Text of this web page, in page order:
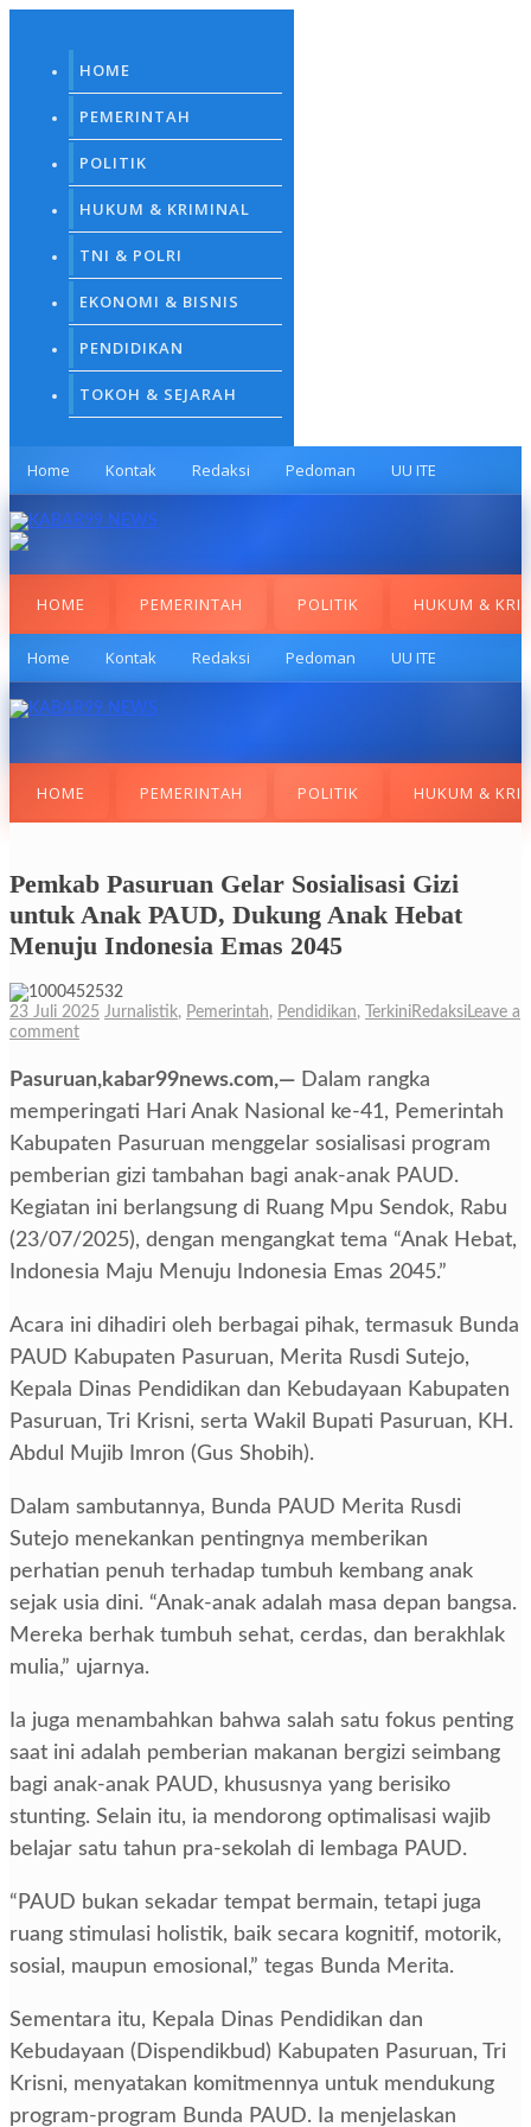
HOME
PEMERINTAH
POLITIK
HUKUM & KRIMINAL
TNI & POLRI
EKONOMI & BISNIS
PENDIDIKAN
TOKOH & SEJARAH
Home Kontak Redaksi Pedoman UU ITE
HOME PEMERINTAH POLITIK HUKUM &
Home Kontak Redaksi Pedoman UU ITE
HOME PEMERINTAH POLITIK HUKUM &
Pemkab Pasuruan Gelar Sosialisasi Gizi
untuk Anak PAUD, Dukung Anak Hebat
Menuju Indonesia Emas 2045
23 Juli 2025 Jurnalistik, Pemerintah, Pendidikan, TerkiniRedaksiLeave a
comment
Pasuruan,kabar99news.com,— Dalam rangka
memperingati Hari Anak Nasional ke-41, Pemerintah
Kabupaten Pasuruan menggelar sosialisasi program
pemberian gizi tambahan bagi anak-anak PAUD.
Kegiatan ini berlangsung di Ruang Mpu Sendok, Rabu
(23/07/2025), dengan mengangkat tema “Anak Hebat,
Indonesia Maju Menuju Indonesia Emas 2045.”
Acara ini dihadiri oleh berbagai pihak, termasuk Bunda
PAUD Kabupaten Pasuruan, Merita Rusdi Sutejo,
Kepala Dinas Pendidikan dan Kebudayaan Kabupaten
Pasuruan, Tri Krisni, serta Wakil Bupati Pasuruan, KH.
Abdul Mujib Imron (Gus Shobih).
Dalam sambutannya, Bunda PAUD Merita Rusdi
Sutejo menekankan pentingnya memberikan
perhatian penuh terhadap tumbuh kembang anak
sejak usia dini. “Anak-anak adalah masa depan bangsa.
Mereka berhak tumbuh sehat, cerdas, dan berakhlak
mulia,” ujarnya.
Ia juga menambahkan bahwa salah satu fokus penting
saat ini adalah pemberian makanan bergizi seimbang
bagi anak-anak PAUD, khususnya yang berisiko
stunting. Selain itu, ia mendorong optimalisasi wajib
belajar satu tahun pra-sekolah di lembaga PAUD.
“PAUD bukan sekadar tempat bermain, tetapi juga
ruang stimulasi holistik, baik secara kognitif, motorik,
sosial, maupun emosional,” tegas Bunda Merita.
Sementara itu, Kepala Dinas Pendidikan dan
Kebudayaan (Dispendikbud) Kabupaten Pasuruan, Tri
Krisni, menyatakan komitmennya untuk mendukung
program-program Bunda PAUD. Ia menjelaskan